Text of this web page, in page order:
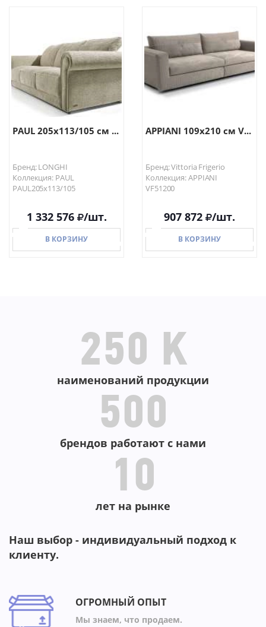
В КОРЗИНУ
PAUL 205х113/105 см ...
Бренд: LONGHI
Коллекция: PAUL
PAUL205х113/105
1 332 576 /шт.
В КОРЗИНУ
APPIANI 109х210 см V...
Бренд: Vittoria Frigerio
Коллекция: APPIANI
VF51200
907 872 /шт.
В КОРЗИНУ
250 K
наименований продукции
500
брендов работают с нами
10
лет на рынке
Наш выбор - индивидуальный подход к
клиенту.
ОГРОМНЫЙ ОПЫТ
Мы знаем, что продаем.